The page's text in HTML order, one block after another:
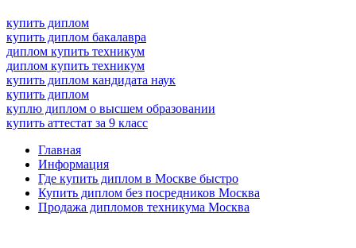
купить диплом
купить диплом бакалавра
диплом купить техникум
диплом купить техникум
купить диплом кандидата наук
купить диплом
куплю диплом о высшем образовании
купить аттестат за 9 класс
Главная
Информация
Где купить диплом в Москве быстро
Купить диплом без посредников Москва
Продажа дипломов техникума Москва